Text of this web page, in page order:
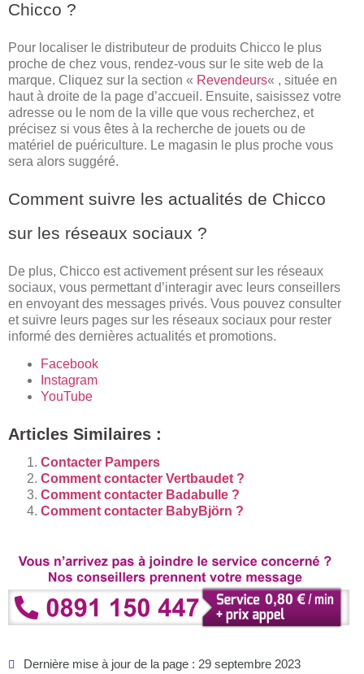
Chicco ?
Pour localiser le distributeur de produits Chicco le plus
proche de chez vous, rendez-vous sur le site web de la
marque. Cliquez sur la section « Revendeurs« , située en
haut à droite de la page d’accueil. Ensuite, saisissez votre
adresse ou le nom de la ville que vous recherchez, et
précisez si vous êtes à la recherche de jouets ou de
matériel de puériculture. Le magasin le plus proche vous
sera alors suggéré.
Comment suivre les actualités de Chicco
sur les réseaux sociaux ?
De plus, Chicco est activement présent sur les réseaux
sociaux, vous permettant d’interagir avec leurs conseillers
en envoyant des messages privés. Vous pouvez consulter
et suivre leurs pages sur les réseaux sociaux pour rester
informé des dernières actualités et promotions.
Facebook
Instagram
YouTube
Articles Similaires :
Contacter Pampers
Comment contacter Vertbaudet ?
Comment contacter Badabulle ?
Comment contacter BabyBjörn ?
Dernière mise à jour de la page : 29 septembre 2023